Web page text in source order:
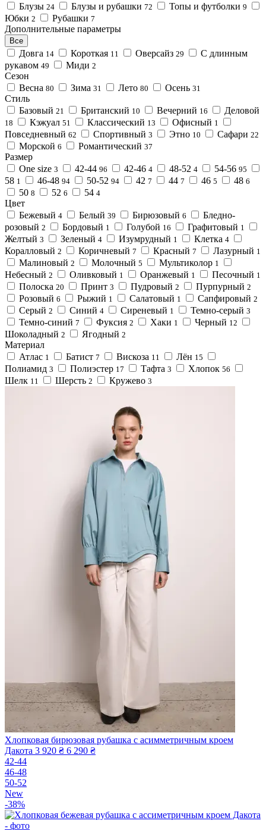
Блузы 24 Блузы и рубашки 72 Топы и футболки 9
Юбки 2 Рубашки 7
Дополнительные параметры
Все
Довга 14 Короткая 11 Оверсайз 29
С длинным
рукавом 49 Миди 2
Сезон
Весна 80 Зима 31 Лето 80 Осень 31
Стиль
Базовый 21 Британский 10 Вечерний 16 Деловой
18 Кэжуал 51 Классический 13 Офисный 1
Повседневный 62 Спортивный 3 Этно 10 Сафари 22
Морской 6 Романтический 37
Размер
One size 3 42-44 96 42-46 4 48-52 4 54-56 95
58 1 46-48 94 50-52 94 42 7 44 7 46 5 48 6
50 8 52 6 54 4
Цвет
Бежевый 4 Белый 39 Бирюзовый 6
Бледно-
розовый 2 Бордовый 1 Голубой 16 Графитовый 1
Желтый 3 Зеленый 4 Изумрудный 1 Клетка 4
Коралловый 2 Коричневый 7 Красный 7 Лазурный 1
Малиновый 2 Молочный 5 Мультиколор 1
Небесный 2 Оливковый 1 Оранжевый 1 Песочный 1
Полоска 20 Принт 3 Пудровый 2 Пурпурный 2
Розовый 6 Рыжий 1 Салатовый 1 Сапфировый 2
Серый 2 Синий 4 Сиреневый 1 Темно-cерый 3
Темно-синий 7 Фуксия 2 Хаки 1 Черный 12
Шоколадный 2 Ягодный 2
Материал
Атлас 1 Батист 7 Вискоза 11 Лён 15
Полиамид 3 Полиэстер 17 Тафта 3 Хлопок 56
Шелк 11 Шерсть 2 Кружево 3
Хлопковая бирюзовая рубашка с асимметричным кроем
Дакота 3 920 ₴ 6 290 ₴
42-44
46-48
50-52
New
-38%